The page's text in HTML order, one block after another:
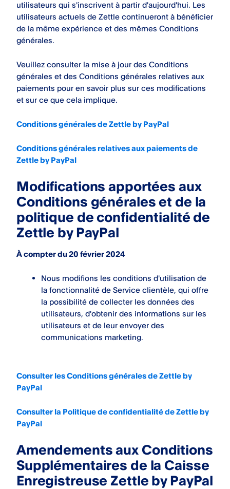
utilisateurs qui s'inscrivent à partir d'aujourd'hui. Les
utilisateurs actuels de Zettle continueront à bénéficier
de la même expérience et des mêmes Conditions
générales.
Veuillez consulter la mise à jour des Conditions
générales et des Conditions générales relatives aux
paiements pour en savoir plus sur ces modifications
et sur ce que cela implique.
Conditions générales de Zettle by PayPal
Conditions générales relatives aux paiements de
Zettle by PayPal
Modifications apportées aux
Conditions générales et de la
politique de confidentialité de
Zettle by PayPal
À compter du 20 février 2024
Nous modifions les conditions d'utilisation de
la fonctionnalité de Service clientèle, qui offre
la possibilité de collecter les données des
utilisateurs, d'obtenir des informations sur les
utilisateurs et de leur envoyer des
communications marketing.
Consulter les Conditions générales de Zettle by
PayPal
Consulter la Politique de confidentialité de Zettle by
PayPal
Amendements aux Conditions
Supplémentaires de la Caisse
Enregistreuse Zettle by PayPal